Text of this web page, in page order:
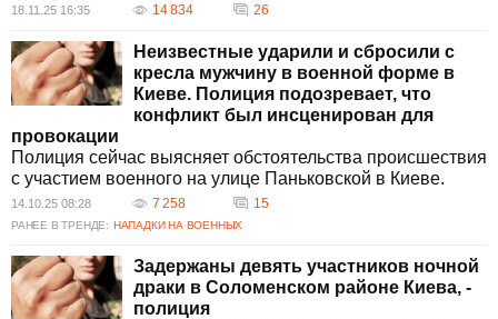
18.11.25 16:35 14 834 26
Неизвестные ударили и сбросили с
кресла мужчину в военной форме в
Киеве. Полиция подозревает, что
конфликт был инсценирован для
провокации
Полиция сейчас выясняет обстоятельства происшествия
с участием военного на улице Паньковской в Киеве.
14.10.25 08:28 7 258 15
РАНЕЕ В ТРЕНДЕ: НАПАДКИ НА ВОЕННЫХ
Задержаны девять участников ночной
драки в Соломенском районе Киева, -
полиция